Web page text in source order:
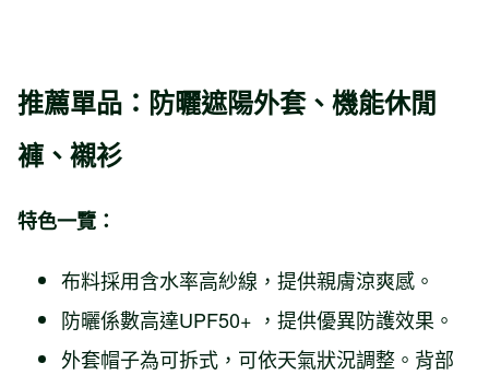
推薦單品： 防曬遮陽外套、機能休閒
褲、襯衫
特色一覽：
布料採用含水率高紗線，提供親膚涼爽感。
防曬係數高達UPF50+ ，提供優異防護效果。
外套帽子為可拆式，可依天氣狀況調整。背部